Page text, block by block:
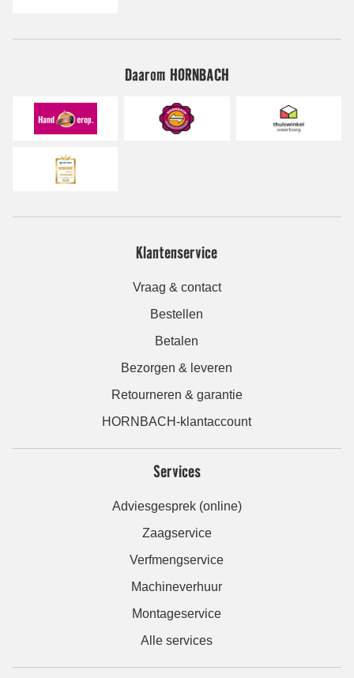
Daarom HORNBACH
Klantenservice
Vraag & contact
Bestellen
Betalen
Bezorgen & leveren
Retourneren & garantie
HORNBACH-klantaccount
Services
Adviesgesprek (online)
Zaagservice
Verfmengservice
Machineverhuur
Montageservice
Alle services